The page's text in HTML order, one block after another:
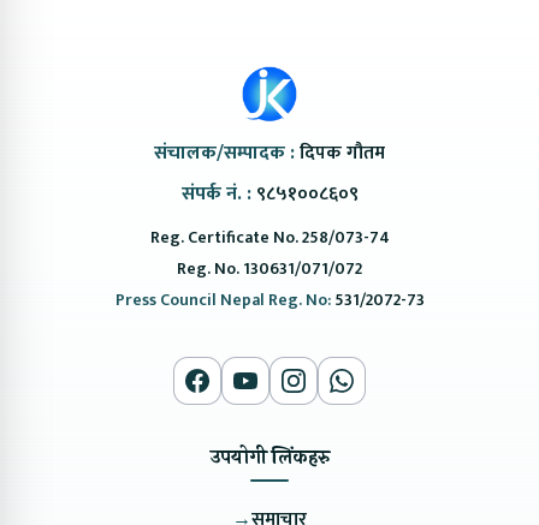
संचालक/सम्पादक :दिपक गौतम
संपर्क नं. : ९८५१००८६०९
Reg. Certificate No. 258/073-74
Reg. No. 130631/071/072
Press Council Nepal Reg. No:531/2072-73
उपयोगी लिंकहरु